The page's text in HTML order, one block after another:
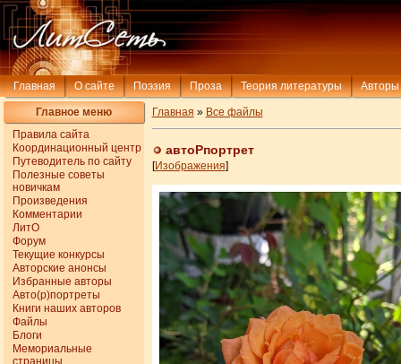
Главная О сайте Поэзия Проза Теория литературы Авторы
Главное меню
Правила сайта
Координационный центр
Путеводитель по сайту
Полезные советы
новичкам
Произведения
Комментарии
ЛитО
Форум
Текущие конкурсы
Авторские анонсы
Избранные авторы
Авто(р)портреты
Книги наших авторов
Файлы
Блоги
Мемориальные
Главная » Все файлы
автоРпортрет
[Изображения]